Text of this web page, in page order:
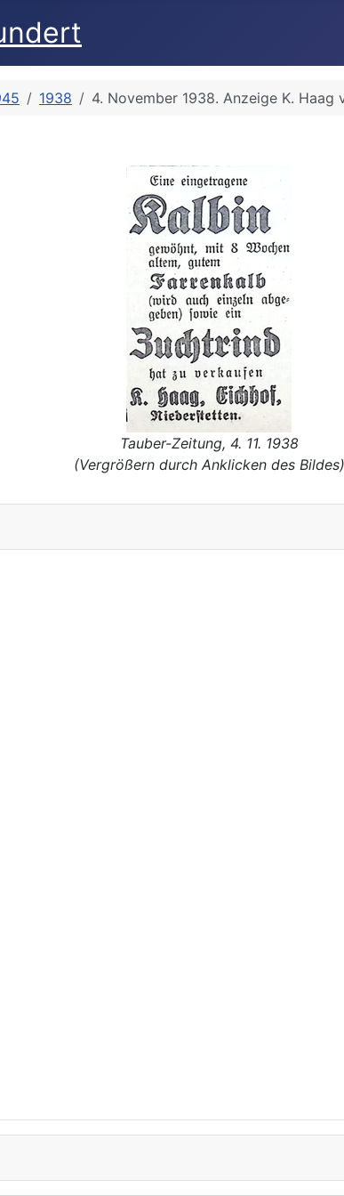
1938 4. November 1938. Anzeige K. Haag
Tauber-Zeitung, 4. 11. 1938
(Vergrößern durch Anklicken des Bildes)